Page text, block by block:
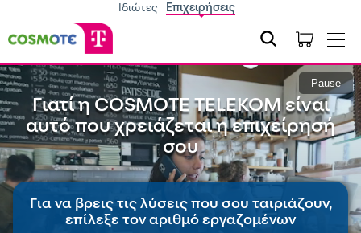
Ιδιώτες Επιχειρήσεις
Pause
Γιατί η COSMOTE TELEKOM είναι
αυτό που χρειάζεται η επιχείρησή
σου
Για να βρεις τις λύσεις που σου ταιριάζουν,
επίλεξε τον αριθμό εργαζομένων